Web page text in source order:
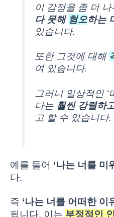
이 감정을 좀 더
다 못해 혐오하는
있습니다.
또한 그것에 대해
여 있습니다.
그러니 일상적인 ‘
다는 훨씬 강렬하
고 할 수 있습니다.
예를 들어 ‘나는 너를 미
다.
즉 ‘나는 너를 어떠한 이
됩니다. 이는 부정적인